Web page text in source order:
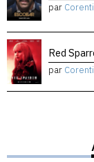
par
Red
par